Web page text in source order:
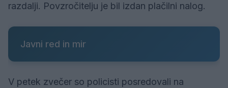
razdalji. Povzročitelju je bil izdan plačilni nalog.
Javni red in mir
V petek zvečer so policisti posredovali na